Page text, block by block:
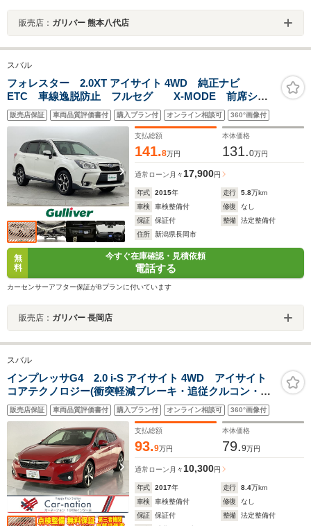
販売店： ガリバー 熊本八代店
スバル
フォレスター 2.0XT アイサイト 4WD 純正ナビ
ETC 車線逸脱防止 フルセグ X-MODE 前席シー
トヒーター レーダークルーズコントロール
Bluetooth バックカメラ 衝突軽減ブレーキ
販売店保証 車両品質評価書付 購入プラン付 オンライン相談可 360°画像付
支払総額
141.8万円
本体価格
131.0万円
通常ローン 月々 17,900円
年式 2015年 走行 5.8万km
車検
車検整備付 修復
なし
保証
保証付 整備
法定整備付
住所
新潟県長岡市
無
料
今すぐ在庫確認・見積依頼
電話する
カーセンサーアフター保証がBプランに付いています
販売店： ガリバー 長岡店
スバル
インプレッサG4 2.0 i-S アイサイト 4WD アイサイト
コアテクノロジー(衝突軽減ブレーキ・追従クルコン・誤
発進抑制・レーンキープ)/ステア連動LEDヘッドランプ/左
右独立AAC/前席パワーシート/KENWOODナビ/ドラレ
コ/ETC2.0/バックカメラ
販売店保証 車両品質評価書付 購入プラン付 オンライン相談可 360°画像付
支払総額
93.9万円
本体価格
79.9万円
通常ローン 月々10,300円
年式 2017年 走行 8.4万km
車検
車検整備付 修復
なし
保証
保証付 整備
法定整備付